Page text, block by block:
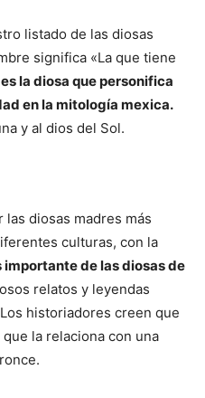
listado de las diosas
significa «La que tiene
es la diosa que personifica
en la mitología mexica.
y al dios del Sol.
diosas madres más
culturas, con la
importante de las diosas de
relatos y leyendas
historiadores creen que
la relaciona con una